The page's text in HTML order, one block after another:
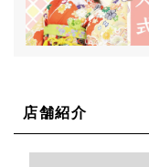
店舗紹介